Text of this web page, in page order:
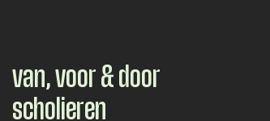
van, voor & door
scholieren